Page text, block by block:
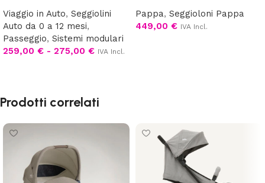
Viaggio in Auto, Seggiolini
Auto da 0 a 12 mesi,
Passeggio, Sistemi modulari
259,00 € - 275,00 € IVA Incl.
Pappa, Seggioloni Pappa
449,00 € IVA Incl.
Prodotti correlati